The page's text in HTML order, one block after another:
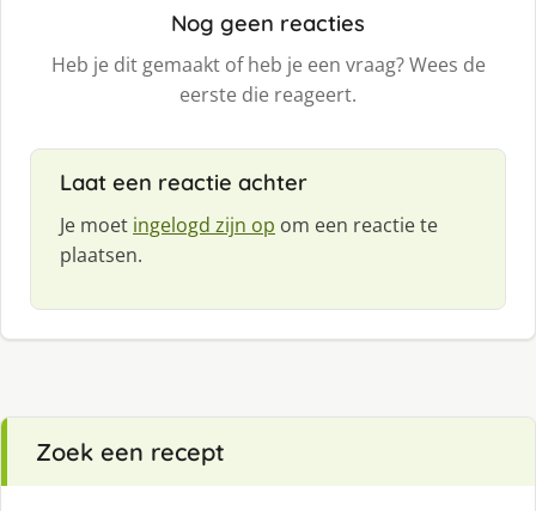
Nog geen reacties
Heb je dit gemaakt of heb je een vraag? Wees de
eerste die reageert.
Laat een reactie achter
Je moet ingelogd zijn op om een reactie te
plaatsen.
Zoek een recept